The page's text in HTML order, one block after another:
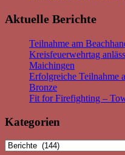
Aktuelle Berichte
Teilnahme am
Kreisfeuerwehrtag
Maichingen
Erfolgreiche Teilnahme
Bronze
Fit for Firefighting –
Kategorien
Kategorien